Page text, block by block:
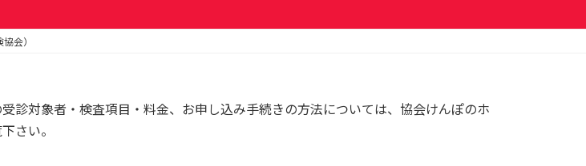
会）
診対象者・検査項目・料金、お申し込み手続きの方法については、協会けんぽのホ
さい。